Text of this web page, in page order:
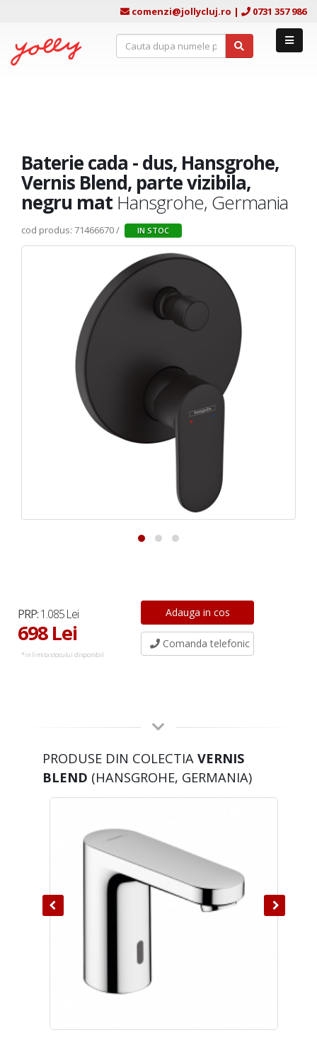
comenzi@jollycluj.ro | 0731 357 986
Baterie cada - dus, Hansgrohe,
Vernis Blend, parte vizibila,
negru mat Hansgrohe, Germania
cod produs: 71466670 / IN STOC
PRP:1.085 Lei
698 Lei
*in limita stocului disponibil
Comanda telefonic
PRODUSE DIN COLECTIA VERNIS
BLEND (HANSGROHE, GERMANIA)